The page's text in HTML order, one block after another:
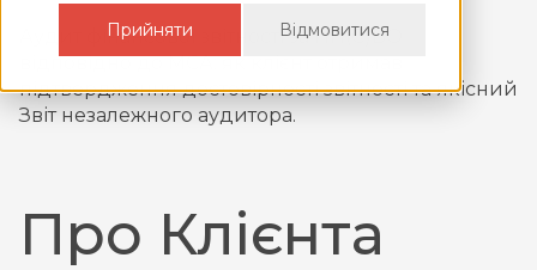
Прийняти
Відмовитися
Аудит фінансової звітності за НП(С)БО
відповідно до МСА: як клієнт отримав
підтвердження достовірності звітності та якісний
Звіт незалежного аудитора.
Про Клієнта